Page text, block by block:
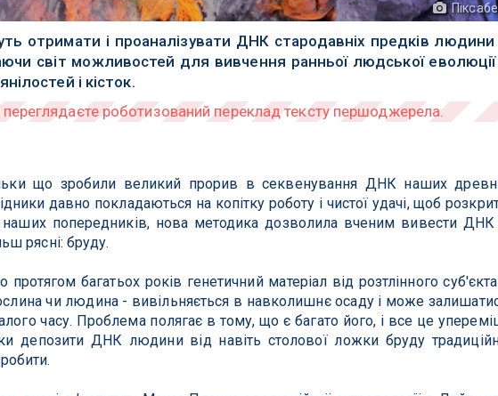
отримати і проаналізувати ДНК стародавніх предків людини
світ можливостей для вивчення ранньої людської еволюції
і кісток.
що зробили великий прорив в секвенування ДНК наших
давно покладаються на копітку роботу і чистої удачі, щоб
наших попередників, нова методика дозволила вченим вивести ДНК
рясні: бруду.
протягом багатьох років генетичний матеріал від розтлінного
чи людина - вивільняється в навколишнє осаду і може
часу. Проблема полягає в тому, що є багато його, і все це
депозити ДНК людини від навіть столової ложки бруду